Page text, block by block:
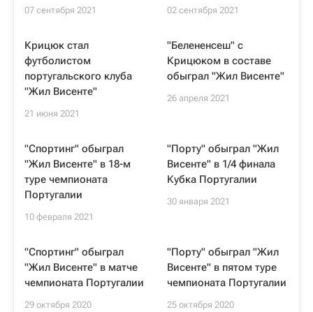
07 сентября 2021 02 сентября 2021
Крицюк стал
футболистом
португальского клуба
"Жил Висенте"
21 июня 2021
"Белененсеш" с
Крицюком в составе
обыграл "Жил Висенте"
26 апреля 2021
"Спортинг" обыграл
"Жил Висенте" в 18-м
туре чемпионата
Португалии
10 февраля 2021
"Порту" обыграл "Жил
Висенте" в 1/4 финала
Кубка Португалии
30 января 2021
"Спортинг" обыграл
"Жил Висенте" в матче
чемпионата Португалии
29 октября 2020
"Порту" обыграл "Жил
Висенте" в пятом туре
чемпионата Португалии
25 октября 2020